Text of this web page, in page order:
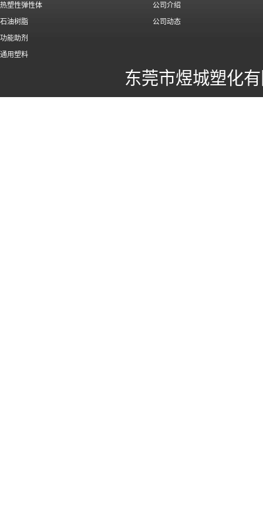
热塑性弹性体
石油树脂
功能助剂
通用塑料
公司介绍
公司动态
东莞市煜城塑化